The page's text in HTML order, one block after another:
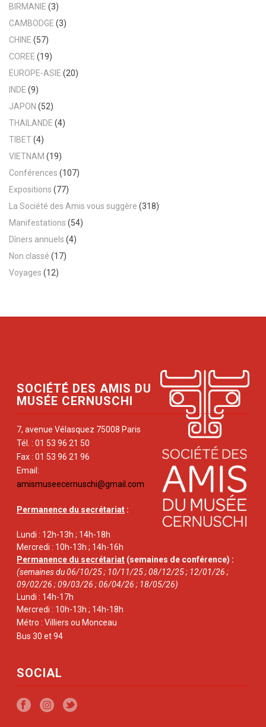
BIRMANIE (3)
CAMBODGE (3)
CHINE (57)
COREE (19)
EUROPE-ASIE (20)
INDE (9)
JAPON (52)
THAILANDE (4)
TIBET(4)
VIETNAM (19)
Conférences (107)
Expositions (77)
La Société des Amis vous suggère (318)
Manifestations (54)
Dîners annuels (4)
Non classé (17)
Voyages (12)
SOCIÉTÉ DES AMIS DU
MUSÉE CERNUSCHI
7, avenue Vélasquez 75008 Paris
Tél. : 01 53 96 21 50
Fax : 01 53 96 21 96
Email:
amismuseecernuschi@gmail.com
Permanence du secrétariat :
Lundi : 12h-13h ; 14h-18h
Mercredi : 10h-13h ; 14h-16h
Permanence du secrétariat (semaines de conférence) :
(semaines du 06/10/25 ; 10/11/25 ; 08/12/25 ; 12/01/26 ;
09/02/26 ; 09/03/26 ; 06/04/26 ; 18/05/26)
Lundi : 14h-17h
Mercredi : 10h-13h ; 14h-18h
Métro : Villiers ou Monceau
Bus 30 et 94
SOCIAL